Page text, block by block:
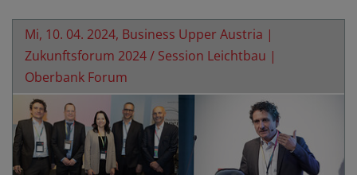
Mi, 10. 04. 2024, Business Upper Austria |
Zukunftsforum 2024 / Session Leichtbau |
Oberbank Forum